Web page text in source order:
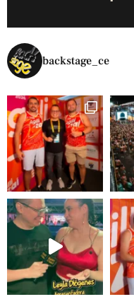
backstage_ce